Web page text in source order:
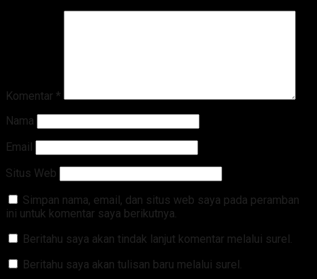
Komentar *
Nama
Email
Situs Web
Simpan nama, email, dan situs web saya pada peramban
ini untuk komentar saya berikutnya.
Beritahu saya akan tindak lanjut komentar melalui surel.
Beritahu saya akan tulisan baru melalui surel.